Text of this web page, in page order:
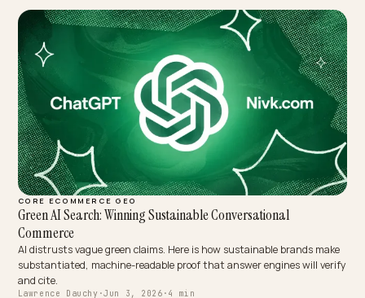
AI SEARCH RECOVERY
Measuring the Incremental Lift of Answer-Engine Work
Last-click hides what GEO actually earns. Use holdout and geo
experiments to prove the incremental lift of answer-engine work
against Meta ads.
Lawrence Dauchy Jun 3, 2026 5 min